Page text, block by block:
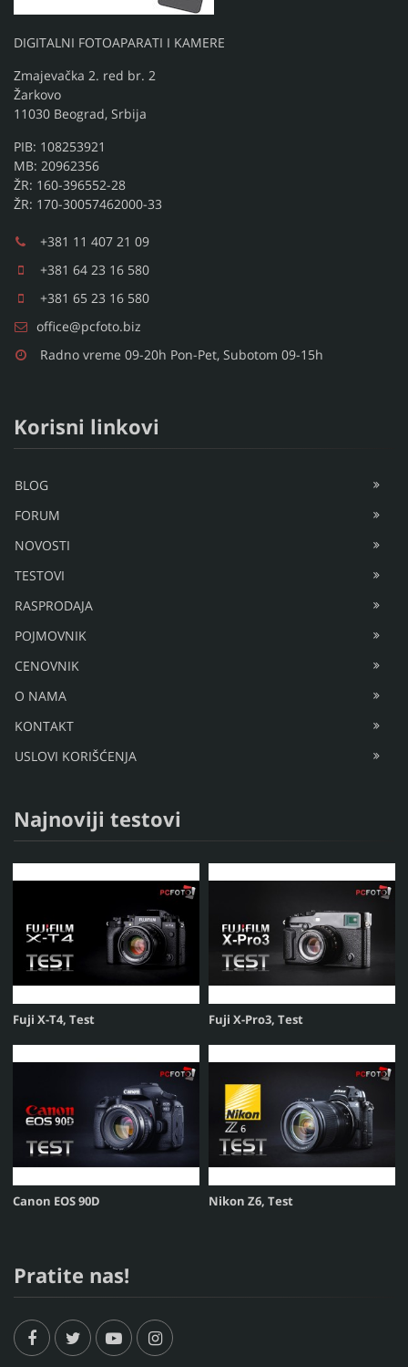
Zmajevačka 2. red br. 2
Žarkovo
11030 Beograd, Srbija
PIB: 108253921
ŽR: 160-396552-28
ŽR: 170-30057462000-33
+381 11 407 21 09
+381 64 23 16 580
office@pcfoto.biz
Radno vreme 09-20h Pon-Pet, Subotom 09-15h
Korisni linkovi
BLOG
FORUM
NOVOSTI
TESTOVI
RASPRODAJA
POJMOVNIK
CENOVNIK
KONTAKT
Najnoviji testovi
Fuji X-T4, Test Fuji X-Pro3, Test
Canon EOS 90D Nikon Z6, Test